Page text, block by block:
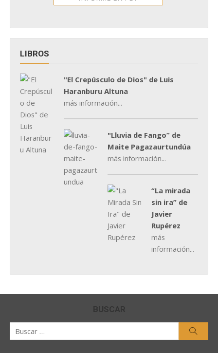
LIBROS
"El Crepúsculo de Dios" de Luis
Haranburu Altuna
más información...
"Lluvia de Fango” de
Maite Pagazaurtundúa
más información...
“La mirada
sin ira” de
Javier
Rupérez
más
información...
BUSCAR